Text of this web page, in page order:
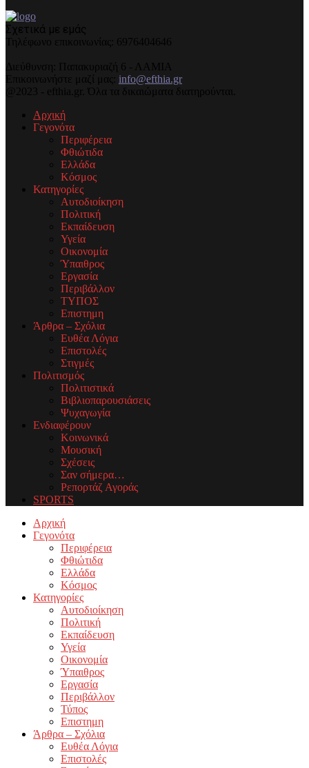
Σχετικά με εμάς
Τηλέφωνo επικοινωνίας: 6976404646
Διεύθυνση: Παπακυριαζή 6 - ΛΑΜΙΑ
Επικοινωνήστε μαζί μας: info@efthia.gr
@2023 - efthia.gr. Όλα τα δικαιώματα διατηρούνται.
Αρχική
Γεγονότα
Περιφέρεια
Φθιώτιδα
Ελλάδα
Κόσμος
Κατηγορίες
Αυτοδιοίκηση
Πολιτική
Εκπαίδευση
Υγεία
Οικονομία
Ύπαιθρος
Εργασία
Περιβάλλον
ΤΥΠΟΣ
Επιστημη
Άρθρα – Σχόλια
Ευθέα Λόγια
Επιστολές
Στιγμές
Πολιτισμός
Πολιτιστικά
Βιβλιοπαρουσιάσεις
Ψυχαγωγία
Ενδιαφέρουν
Κοινωνικά
Μουσική
Σχέσεις
Σαν σήμερα…
Ρεπορτάζ Αγοράς
SPORTS
Facebook
Twitter
Instagram
Youtube
Email
Αρχική
Γεγονότα
Περιφέρεια
Φθιώτιδα
Ελλάδα
Κόσμος
Κατηγορίες
Αυτοδιοίκηση
Πολιτική
Εκπαίδευση
Υγεία
Οικονομία
Ύπαιθρος
Εργασία
Περιβάλλον
Τύπος
Επιστημη
Άρθρα – Σχόλια
Ευθέα Λόγια
Επιστολές